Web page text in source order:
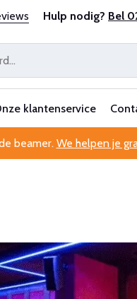
klantenservice
Hulp nodig? Bel
klantenservice
beamer. We helpen je